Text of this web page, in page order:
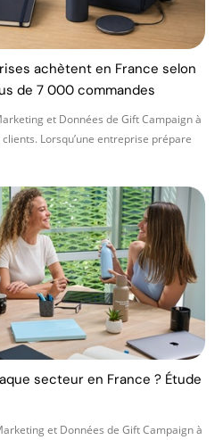
achètent en France selon
de 7 000 commandes
et Données de Gift Campaign à
Lorsqu’une entreprise prépare
secteur en France ? Étude
et Données de Gift Campaign à